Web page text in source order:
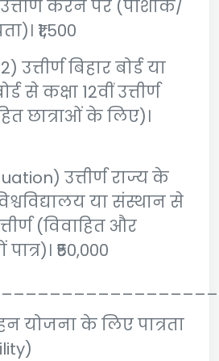
करने पर (पोशाक/
₹1,500
बिहार बोर्ड या
से कक्षा 12वीं उत्तीर्ण
छात्राओं के लिए)।
उत्तीर्ण राज्य के
या संस्थान से
(विवाहित और
₹50,000
योजना के लिए पात्रता